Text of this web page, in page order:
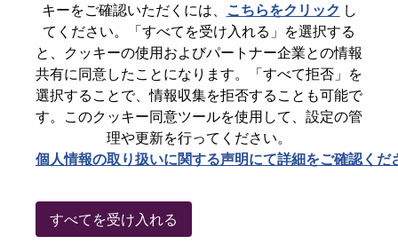
キーをご確認いただくには、
こちらをクリック し
てください。「すべてを受け入れる」を選択する
と、クッキーの使用およびパートナー企業との情報
共有に同意したことになります。「すべて拒否」を
選択することで、情報収集を拒否することも可能で
す。このクッキー同意ツールを使用して、設定の管
理や更新を行ってください。
個人情報の取り扱いに関する声明にて詳細をご確認くだ
すべてを受け入れる
パスワードをリセットするためにリンクを
emailに送ります
パスワードをリセットください
E-mail*